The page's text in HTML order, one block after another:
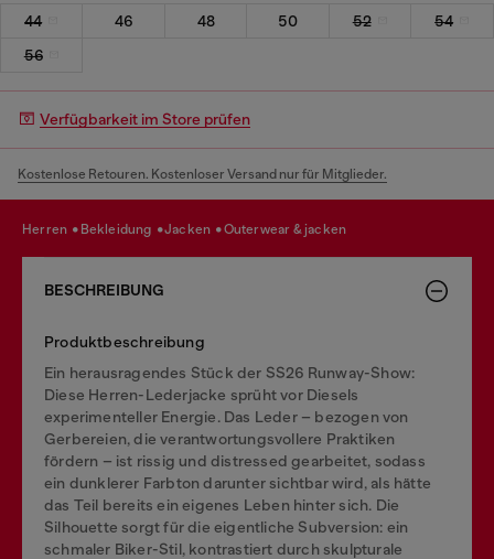
44 46 48 50 52
54
56
Verfügbarkeit im Store prüfen
Kostenlose Retouren. Kostenloser Versand nur für Mitglieder.
herren bekleidung jacken outerwear & jacken
BESCHREIBUNG
Produktbeschreibung
Ein herausragendes Stück der SS26 Runway-Show:
Diese Herren-Lederjacke sprüht vor Diesels
experimenteller Energie. Das Leder – bezogen von
Gerbereien, die verantwortungsvollere Praktiken
fördern – ist rissig und distressed gearbeitet, sodass
ein dunklerer Farbton darunter sichtbar wird, als hätte
das Teil bereits ein eigenes Leben hinter sich. Die
Silhouette sorgt für die eigentliche Subversion: ein
schmaler Biker-Stil, kontrastiert durch skulpturale